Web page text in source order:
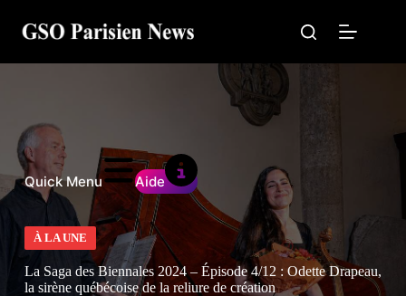
contenu
Quick Menu Aide
À LA UNE
La Saga des Biennales 2024 – Épisode 4/12 : Odette Drapeau,
la sirène québécoise de la reliure de création